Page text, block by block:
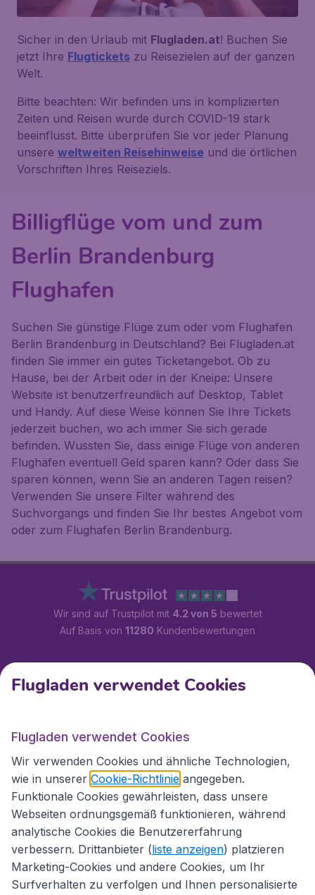
Sicher in den Urlaub mit Flugladen.at! Buchen Sie
jetzt Ihre Flugtickets zu Reisezielen auf der ganzen
Welt.
Bitte beachten: Wir befinden uns in komplizierten
Zeiten und Reisen wurde durch COVID-19 stark
beeinflusst. Bitte überprüfen Sie vor jeder Planung
unsere weltweiten Reisehinweise und die örtlichen
Vorschriften Ihres Reiseziels.
Billigflüge vom und zum
Berlin Brandenburg
Flughafen
Suchen Sie günstige Flüge zum oder vom Flughafen
Berlin Brandenburg in Deutschland? Bei Flugladen.at
finden Sie immer ein gutes Ticketangebot. Ob zu
Hause, bei der Arbeit oder in der Kneipe: Unsere
Website ist benutzerfreundlich auf Desktop, Tablet
und Handy. Auf diese Weise können Sie Ihre Tickets
jederzeit buchen, wo ach immer Sie sich gerade
befinden. Wussten Sie, dass einige Flüge von anderen
Flughäfen eventuell Geld sparen kann? Oder dass Sie
sparen können, wenn Sie an anderen Tagen reisen?
Verwenden Sie unsere Filter während des
Suchvorgangs und finden Sie Ihr bestes Angebot vom
oder zum Flughafen Berlin Brandenburg.
Wir sind auf Trustpilot mit 4.2 von 5 bewertet
Auf Basis von 11280 Kundenbewertungen
Kundenservice
Internationale Webseiten
Flugladen verwendet Cookies
Flugladen verwendet Cookies
Wir verwenden Cookies und ähnliche Technologien,
wie in unserer Cookie-Richtlinie angegeben.
Funktionale Cookies gewährleisten, dass unsere
Webseiten ordnungsgemäß funktionieren, während
analytische Cookies die Benutzererfahrung
verbessern. Drittanbieter (liste anzeigen) platzieren
Marketing-Cookies und andere Cookies, um Ihr
Surfverhalten zu verfolgen und Ihnen personalisierte